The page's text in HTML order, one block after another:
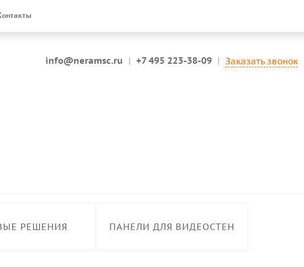
info@neramsc.ru | +7 495 223-38-09 | Заказать звонок
РЕШЕНИЯ ПАНЕЛИ ДЛЯ ВИДЕОСТЕН